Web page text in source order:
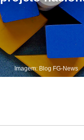
Imagem: Blog FG-News